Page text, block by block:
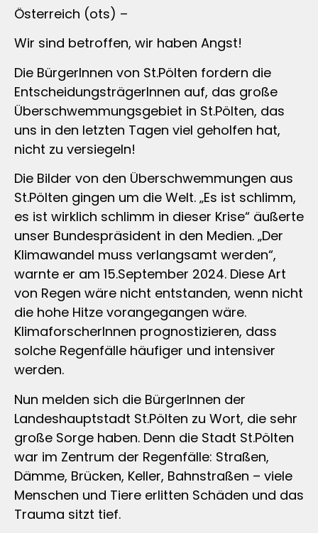
Österreich (ots) –
Wir sind betroffen, wir haben Angst!
Die BürgerInnen von St.Pölten fordern die
EntscheidungsträgerInnen auf, das große
Überschwemmungsgebiet in St.Pölten, das
uns in den letzten Tagen viel geholfen hat,
nicht zu versiegeln!
Die Bilder von den Überschwemmungen aus
St.Pölten gingen um die Welt. „Es ist schlimm,
es ist wirklich schlimm in dieser Krise“ äußerte
unser Bundespräsident in den Medien. „Der
Klimawandel muss verlangsamt werden“,
warnte er am 15.September 2024. Diese Art
von Regen wäre nicht entstanden, wenn nicht
die hohe Hitze vorangegangen wäre.
KlimaforscherInnen prognostizieren, dass
solche Regenfälle häufiger und intensiver
werden.
Nun melden sich die BürgerInnen der
Landeshauptstadt St.Pölten zu Wort, die sehr
große Sorge haben. Denn die Stadt St.Pölten
war im Zentrum der Regenfälle: Straßen,
Dämme, Brücken, Keller, Bahnstraßen – viele
Menschen und Tiere erlitten Schäden und das
Trauma sitzt tief.